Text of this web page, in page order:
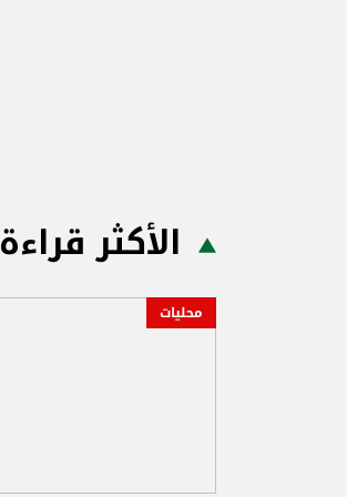
الأكثر قراءة
محليات